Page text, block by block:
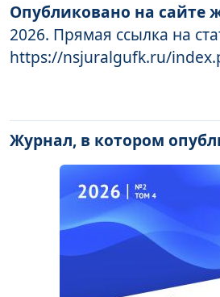
Опубликовано на сайте
2026. Прямая ссылка на
https://nsjuralgufk.ru/
Журнал, в котором